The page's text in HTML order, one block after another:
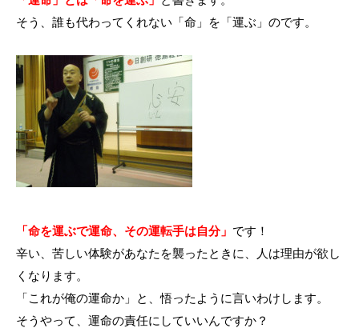
そう、誰も代わってくれない「命」を「運ぶ」のです。
「命を運ぶで運命、その運転手は自分」 です！
辛い、苦しい体験があなたを襲ったときに、人は理由が欲し
くなります。
「これが俺の運命か」と、悟ったように言いわけします。
そうやって、運命の責任にしていいんですか？